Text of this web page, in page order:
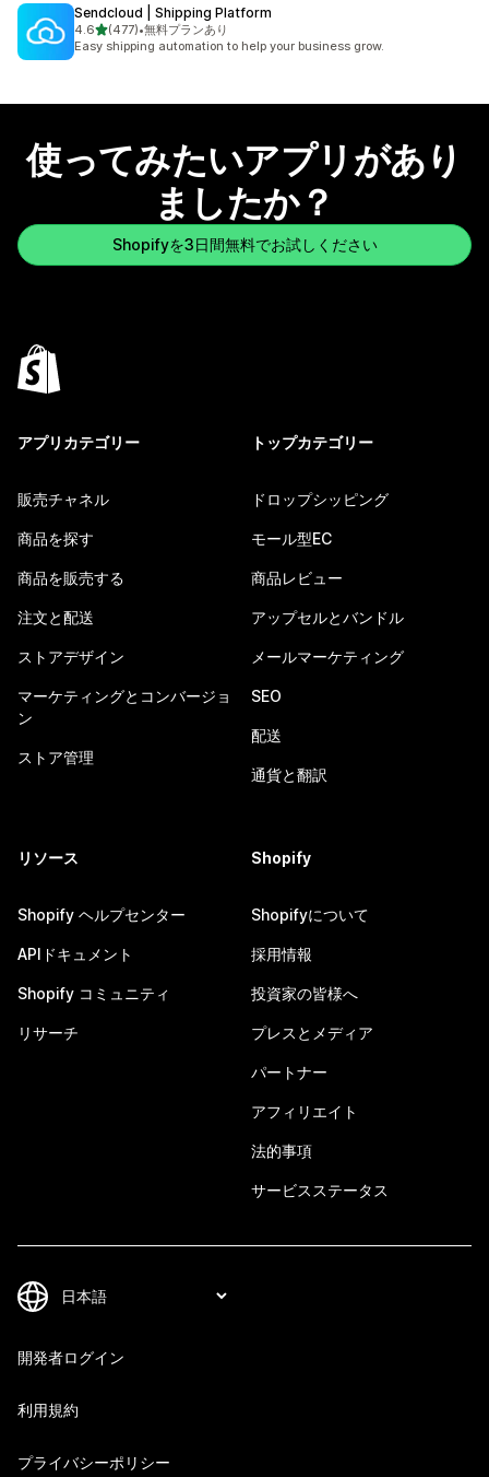
Sendcloud | Shipping Platform
4.65つ星中
(477)
合計レビュー数：477件
•無料プランあり
Easy shipping automation to help your business grow.
使ってみたいアプリがあり
ましたか？
Shopifyを3日間無料でお試しください
アプリカテゴリー
販売チャネル
商品を探す
商品を販売する
注文と配送
ストアデザイン
マーケティングとコンバージョ
ン
ストア管理
トップカテゴリー
ドロップシッピング
モール型EC
商品レビュー
アップセルとバンドル
メールマーケティング
SEO
配送
通貨と翻訳
リソース
Shopify ヘルプセンター
APIドキュメント
Shopify コミュニティ
リサーチ
Shopify
Shopifyについて
採用情報
投資家の皆様へ
プレスとメディア
パートナー
アフィリエイト
法的事項
サービスステータス
開発者ログイン
利用規約
プライバシーポリシー